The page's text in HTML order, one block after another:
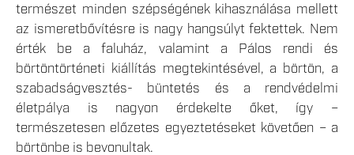
természet minden szépségének kihasználása mellett
az ismeretbővítésre is nagy hangsúlyt fektettek. Nem
érték be a faluház, valamint a Pálos rendi és
börtöntörténeti kiállítás megtekintésével, a börtön, a
szabadságvesztés- büntetés és a rendvédelmi
életpálya is nagyon érdekelte őket, így –
természetesen előzetes egyeztetéseket követően – a
börtönbe is bevonultak.